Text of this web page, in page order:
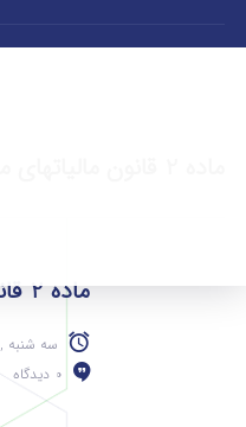
ماده 2 قانون مالیاتهای مستقیم
سه شنبه , 31 تیر 1404
0 دیدگاه